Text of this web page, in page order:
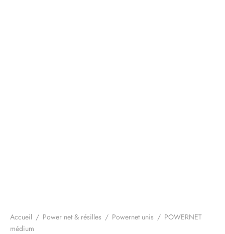
Accueil / Power net & résilles / Powernet unis / POWERNET
médium